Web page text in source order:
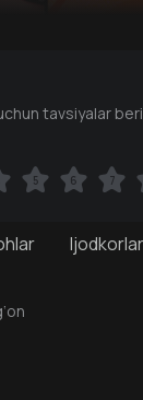
Ijodkorlar
tavsiyalar
5 6 7
5 6 7